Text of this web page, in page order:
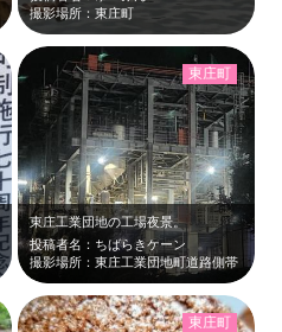
撮影場所：東庄町
東庄工業団地の工場夜景。
投稿者名：ちばらきケーン
撮影場所：東庄工業団地町道路側帯
東庄町
東庄町